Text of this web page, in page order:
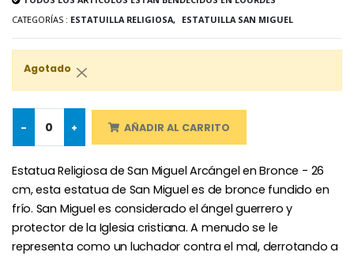
Aceite de unción
€9.90
€2.50
€5.00
CATEGORÍAS : ESTATUILLA RELIGIOSA, ESTATUILLA SAN MIGUEL
Agotado
- + AÑADIR AL CARRITO
Estatua Religiosa de San Miguel Arcángel en Bronce - 26
cm, esta estatua de San Miguel es de bronce fundido en
frío. San Miguel es considerado el ángel guerrero y
protector de la Iglesia cristiana. A menudo se le
representa como un luchador contra el mal, derrotando a